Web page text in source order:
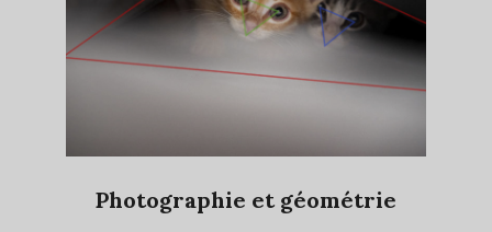
Photographie et géométrie